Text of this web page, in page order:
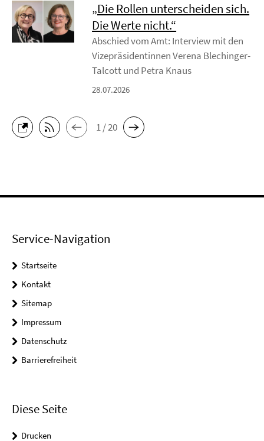
„Die Rollen unterscheiden sich.
Die Werte nicht.“
Abschied vom Amt: Interview mit den
Vizepräsidentinnen Verena Blechinger-
Talcott und Petra Knaus
28.07.2026
1 / 20
Service-Navigation
Startseite
Kontakt
Sitemap
Impressum
Datenschutz
Barrierefreiheit
Diese Seite
Drucken